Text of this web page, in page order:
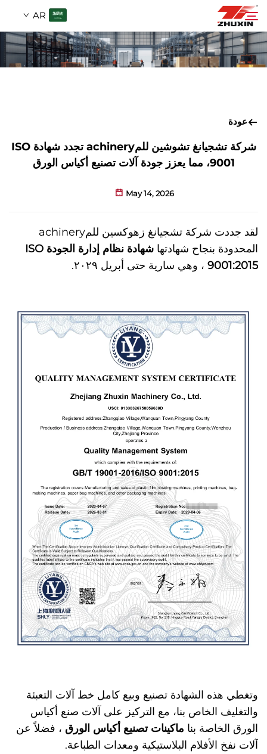
AR
الشركة
الأسئلة الشائعة
عودة
شركة تشجيانغ تشوشين للمachinery تجدد شهادة ISO
9001، مما يعزز جودة آلات تصنيع أكياس الورق
May 14, 2026
لقد جددت شركة تشجيانغ زهوكسين للمachinery
المحدودة بنجاح شهادتها
شهادة نظام إدارة الجودة ISO
9001:2015 ، وهي سارية حتى أبريل ٢٠٢٩.
وتغطي هذه الشهادة تصنيع وبيع كامل خط آلات التعبئة
والتغليف الخاص بنا، مع التركيز على آلات صنع أكياس
الورق الخاصة بنا ماكينات تصنيع أكياس الورق ، فضلاً عن
آلات نفخ الأفلام البلاستيكية ومعدات الطباعة.